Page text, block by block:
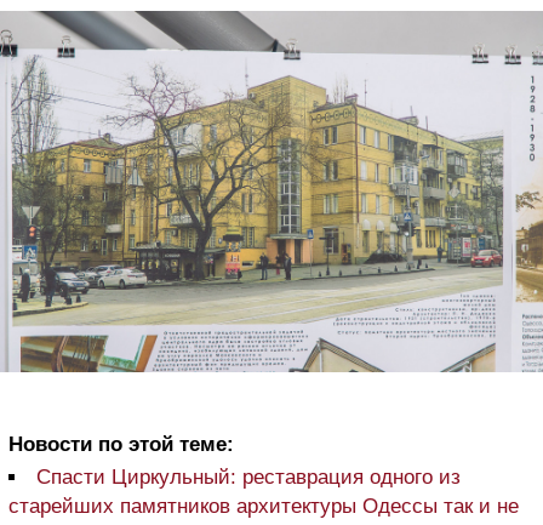
Новости по этой теме:
Спасти Циркульный: реставрация одного из
старейших памятников архитектуры Одессы так и не